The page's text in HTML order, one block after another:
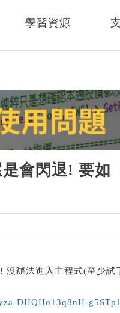
學習資源
會閃退! 要如
辦法進入主程式(至少試
DHQHo13q8nH-